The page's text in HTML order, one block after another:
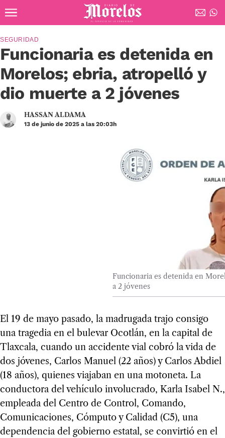
Diario de Morelos
Funcionaria es detenida en
Morelos; ebria, atropelló y
dio muerte a 2 jóvenes
SEGURIDAD
HASSAN ALDAMA
13 de junio de 2025 a las 20:03h
Funcionaria es detenida en
a 2 jóvenes
El 19 de mayo pasado, la madrugada trajo consigo
una tragedia en el bulevar Ocotlán, en la capital de
Tlaxcala, cuando un accidente vial cobró la vida de
dos jóvenes, Carlos Manuel (22 años) y Carlos Abdiel
(18 años), quienes viajaban en una motoneta. La
conductora del vehículo involucrado, Karla Isabel N.,
empleada del Centro de Control, Comando,
Comunicaciones, Cómputo y Calidad (C5), una
dependencia del gobierno estatal, se convirtió en el